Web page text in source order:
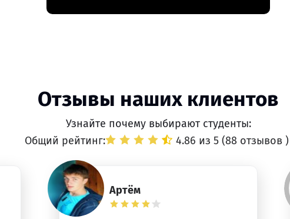
Отзывы наших клиентов
Узнайте почему выбирают студенты:
Общий рейтинг:
4.86 из 5 (88 отзывов )
Артём